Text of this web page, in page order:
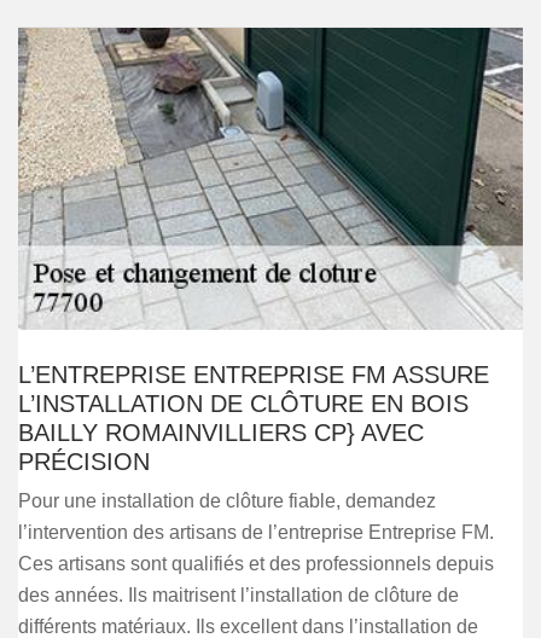
L’ENTREPRISE ENTREPRISE FM ASSURE
L’INSTALLATION DE CLÔTURE EN BOIS
BAILLY ROMAINVILLIERS CP} AVEC
PRÉCISION
Pour une installation de clôture fiable, demandez
l’intervention des artisans de l’entreprise Entreprise FM.
Ces artisans sont qualifiés et des professionnels depuis
des années. Ils maitrisent l’installation de clôture de
différents matériaux. Ils excellent dans l’installation de